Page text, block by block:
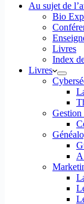
Au sujet de
Bio
Livres
Index
Livres
Gestion